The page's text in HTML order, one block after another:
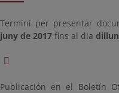
Termini per presentar
juny de 2017 fins al dia
Publicación en el Boletín